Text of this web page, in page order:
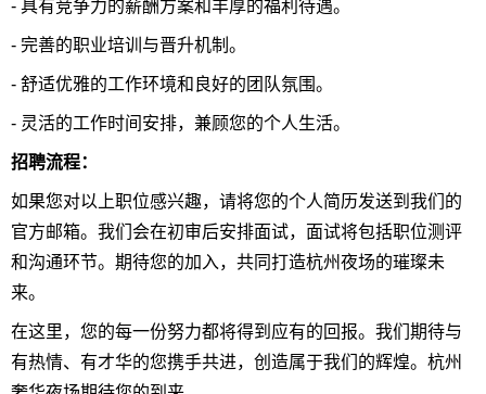
- 具有竞争力的薪酬方案和丰厚的福利待遇。
- 完善的职业培训与晋升机制。
- 舒适优雅的工作环境和良好的团队氛围。
- 灵活的工作时间安排，兼顾您的个人生活。
招聘流程：
如果您对以上职位感兴趣，请将您的个人简历发送到我们的
官方邮箱。我们会在初审后安排面试，面试将包括职位测评
和沟通环节。期待您的加入，共同打造杭州夜场的璀璨未
来。
在这里，您的每一份努力都将得到应有的回报。我们期待与
有热情、有才华的您携手共进，创造属于我们的辉煌。杭州